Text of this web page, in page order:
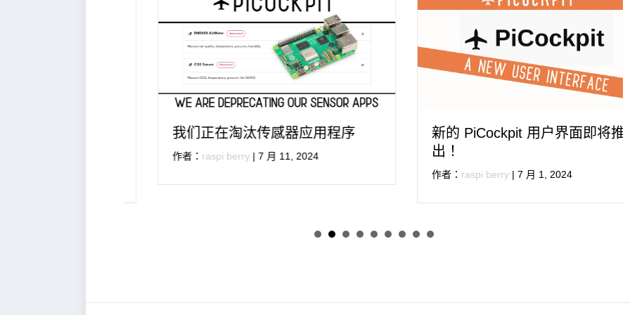
我们正在淘汰传感器应用程序
raspi berry | 7 月 11, 2024
新的 PiCockpit 用户界面即将推
raspi berry | 7 月 1, 2024